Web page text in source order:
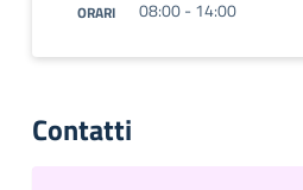
ORARI 08:00 - 14:00
Contatti